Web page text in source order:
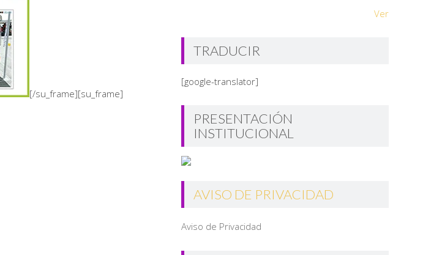
[/su_frame][su_frame]
Ver
TRADUCIR
[google-translator]
PRESENTACIÓN
INSTITUCIONAL
AVISO DE PRIVACIDAD
Aviso de Privacidad